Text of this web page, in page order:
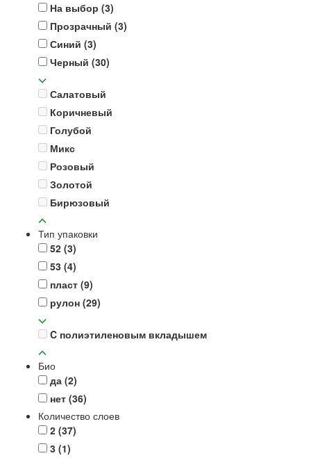
На выбор (3)
Прозрачный (3)
Синий (3)
Черный (30)
Салатовый
Коричневый
Голубой
Микс
Розовый
Золотой
Бирюзовый
Тип упаковки
52 (3)
53 (4)
пласт (9)
рулон (29)
C полиэтиленовым вкладышем
Био
да (2)
нет (36)
Количество слоев
2 (37)
3 (1)